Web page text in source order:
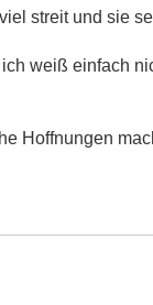
streit und sie
weiß einfach
Hoffnungen